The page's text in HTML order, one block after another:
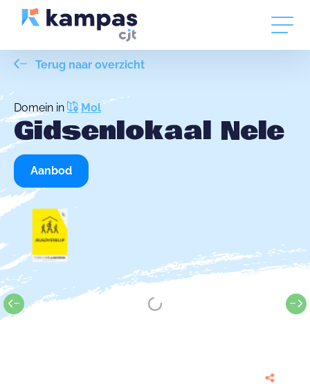
Terug naar overzicht
Domein in Mol
Gidsenlokaal Nele
Aanbod